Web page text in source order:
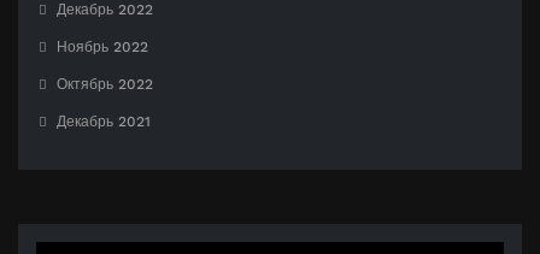
Декабрь 2022
Ноябрь 2022
Октябрь 2022
Декабрь 2021